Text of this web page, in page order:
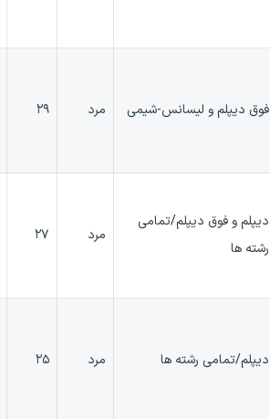
فوق دیپلم و لیسانس-شیمی مرد ۲۹
دیپلم و فوق دیپلم/تمامی
رشته ها
مرد ۲۷
دیپلم/تمامی رشته ها مرد ۲۵